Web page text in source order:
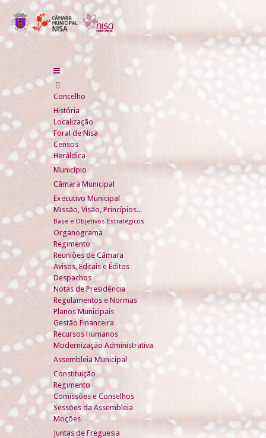
Concelho
História
Localização
Foral de Nisa
Censos
Heráldica
Município
Câmara Municipal
Executivo Municipal
Missão, Visão, Princípios...
Base e Objetivos Estratégicos
Organograma
Regimento
Reuniões de Câmara
Avisos, Editais e Éditos
Despachos
Notas de Presidência
Regulamentos e Normas
Planos Municipais
Gestão Financeira
Recursos Humanos
Modernização Administrativa
Assembleia Municipal
Constituição
Regimento
Comissões e Conselhos
Sessões da Assembleia
Moções
Juntas de Freguesia